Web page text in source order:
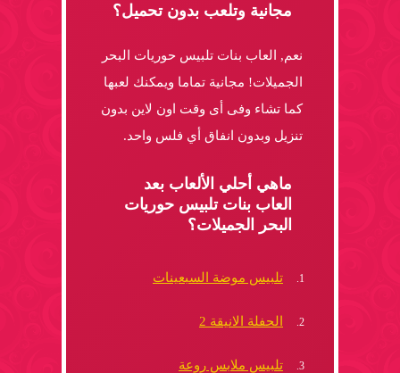
مجانية وتلعب بدون تحميل؟
نعم, العاب بنات تلبيس حوريات البحر
الجميلات! مجانية تماما ويمكنك لعبها
كما تشاء وفى أى وقت اون لاين بدون
تنزيل وبدون انفاق أي فلس واحد.
ماهي أحلي الألعاب بعد
العاب بنات تلبيس حوريات
البحر الجميلات؟
تلبيس موضة السبعينات
الحفلة الانيقة 2
تلبيس ملابس روعة